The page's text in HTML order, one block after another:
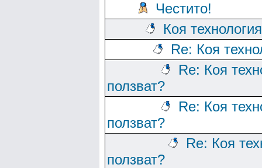
Честито!
Коя
Re: Коя
Re: Коя
ползват?
Re: Коя
ползват?
Re: Коя
ползват?